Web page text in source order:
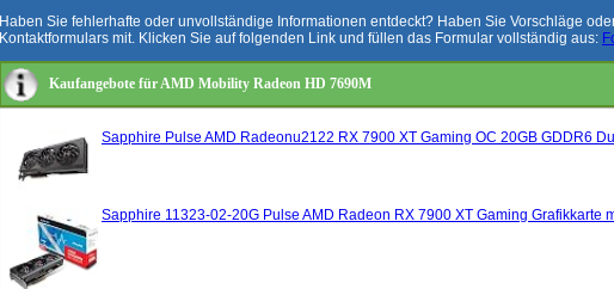
Haben Sie fehlerhafte oder unvollständige Informationen entdeckt? Haben Sie Vorschläge
Kontaktformulars mit. Klicken Sie auf folgenden Link und füllen das Formular vollständig aus:
Kaufangebote für AMD Mobility Radeon HD 7690M
Sapphire Pulse AMD Radeonu2122 RX 7900 XT Gaming OC 20GB GDDR6
Sapphire 11323-02-20G Pulse AMD Radeon RX 7900 XT Gaming Grafikkarte